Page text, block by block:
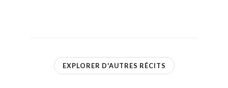
EXPLORER D'AUTRES RÉCITS